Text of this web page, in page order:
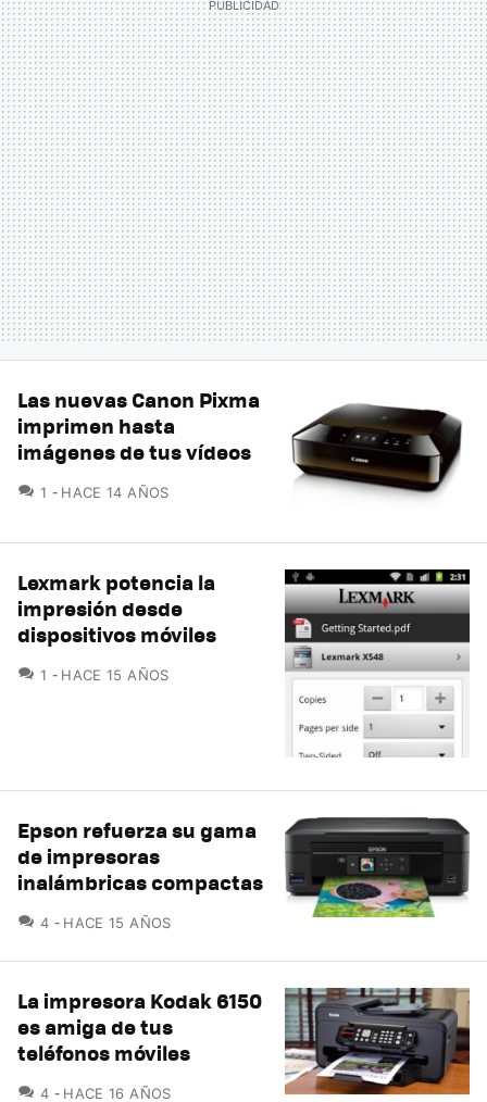
Las nuevas Canon Pixma
imprimen hasta
imágenes de tus vídeos
1 COMENTARIOS
HACE 14 AÑOS
Lexmark potencia la
impresión desde
dispositivos móviles
1 COMENTARIOS
HACE 15 AÑOS
Epson refuerza su gama
de impresoras
inalámbricas compactas
4 COMENTARIOS
HACE 15 AÑOS
La impresora Kodak 6150
es amiga de tus
teléfonos móviles
4 COMENTARIOS
HACE 16 AÑOS